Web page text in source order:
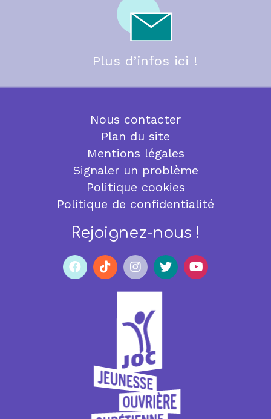
Plus d’infos ici !
Nous contacter
Plan du site
Mentions légales
Signaler un problème
Politique cookies
Politique de confidentialité
Rejoignez-nous !